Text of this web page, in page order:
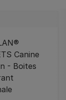
Canine
- Boites